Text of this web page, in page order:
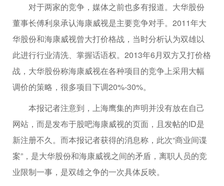
对于两家的竞争，媒体之前也多有报道。大华股份
董事长傅利泉承认海康威视是主要竞争对手。2011年大
华股份和海康威视曾大打价格战，当时分析认为双雄以
此进行行业清洗、掌握话语权。2013年6月双方又打价格
战，大华股份称海康威视在各种项目的竞争上采用大幅
调价的策略，很多项目下调20%-30%。
本报记者注意到，上海鹰集的声明并没有放在自己
网站，而是发布于股吧海康威视的页面，且发帖的ID是
新注册不久。而本报记者获得的消息称，此次“商业间谍
案”，是大华股份和海康威视之间的矛盾，离职人员的竞
业限制一事，是双雄之争的一次具体反映。